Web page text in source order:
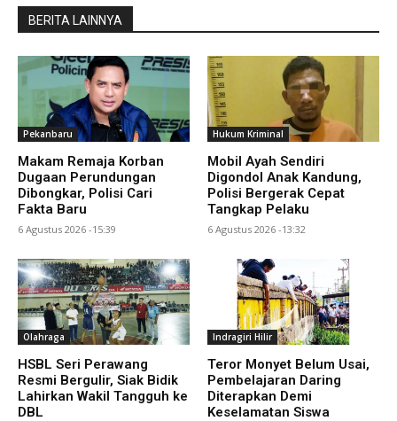
BERITA LAINNYA
Pekanbaru
Makam Remaja Korban
Dugaan Perundungan
Dibongkar, Polisi Cari
Fakta Baru
6 Agustus 2026 -15:39
Hukum Kriminal
Mobil Ayah Sendiri
Digondol Anak Kandung,
Polisi Bergerak Cepat
Tangkap Pelaku
6 Agustus 2026 -13:32
Olahraga
HSBL Seri Perawang
Resmi Bergulir, Siak Bidik
Lahirkan Wakil Tangguh ke
DBL
Indragiri Hilir
Teror Monyet Belum Usai,
Pembelajaran Daring
Diterapkan Demi
Keselamatan Siswa